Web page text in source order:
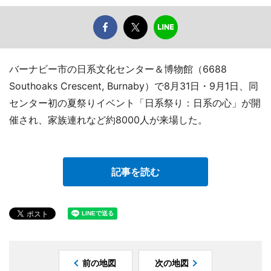
バーナビー市の日系文化センター＆博物館（6688
Southoaks Crescent, Burnaby）で8月31日・9月1日、同
センター初の夏祭りイベント「日系祭り：日系の心」が開
催され、家族連れなど約8000人が来場した。
記事を読む
前の地図 次の地図